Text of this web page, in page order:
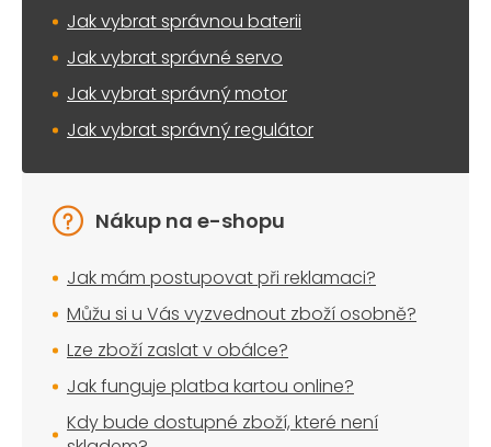
Jak vybrat správnou baterii
Jak vybrat správné servo
Jak vybrat správný motor
Jak vybrat správný regulátor
Nákup na e-shopu
Jak mám postupovat při reklamaci?
Můžu si u Vás vyzvednout zboží osobně?
Lze zboží zaslat v obálce?
Jak funguje platba kartou online?
Kdy bude dostupné zboží, které není